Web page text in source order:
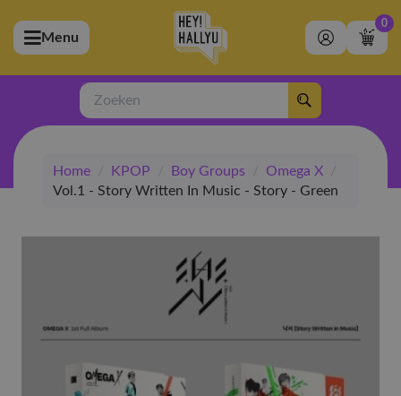
(Artiesten)
(Merchandise)
(Exclusive)
(Winkel)
Menu
0
Zoeken
Home / KPOP / Boy Groups / Omega X
/
Vol.1 - Story Written In Music - Story - Green